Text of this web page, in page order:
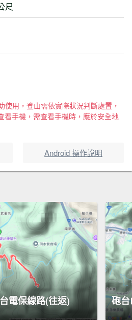
尺
使用，登山需依實際狀況判斷處置，
看手機，需查看手機時，應於安全地
Android 操作說明
電保線路(往返) 砲